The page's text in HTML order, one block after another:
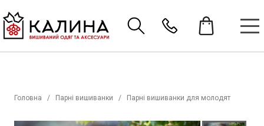
Головна Парні вишиванки Парні вишиванки для молодят